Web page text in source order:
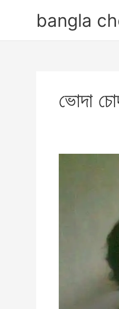
bangla
ভোদা